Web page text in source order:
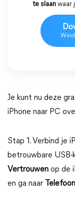
te slaan waar
Je kunt nu deze
iPhone naar PC
Stap 1. Verbind je
betrouwbare USB-
Vertrouwen op de
en ga naar